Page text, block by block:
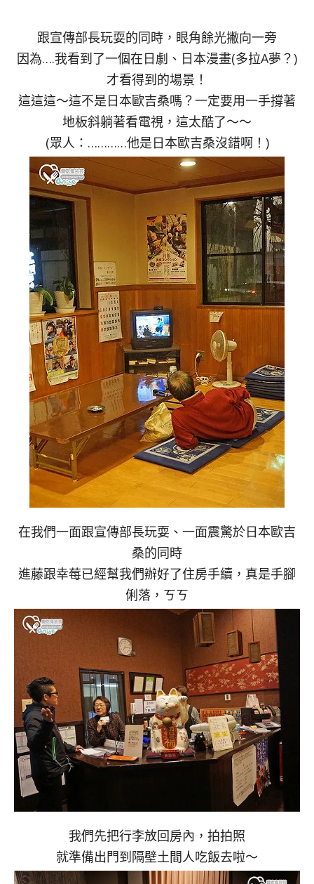
跟宣傳部長玩耍的同時，眼角餘光撇向一旁
因為….我看到了一個在日劇、日本漫畫(多拉A夢？)
才看得到的場景！
這這這～這不是日本歐吉桑嗎？一定要用一手撐著
地板斜躺著看電視，這太酷了～～
(眾人：…………他是日本歐吉桑沒錯啊！)
在我們一面跟宣傳部長玩耍、一面震驚於日本歐吉
桑的同時
進藤跟幸莓已經幫我們辦好了住房手續，真是手腳
俐落，ㄎㄎ
我們先把行李放回房內，拍拍照
就準備出門到隔壁土間人吃飯去啦～